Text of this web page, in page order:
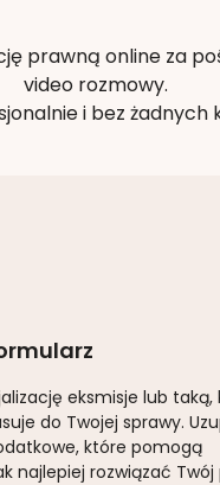
prawną online za
video rozmowy.
i bez żadnych
eksmisje lub taką,
do Twojej sprawy.
które pomogą
najlepiej rozwiązać